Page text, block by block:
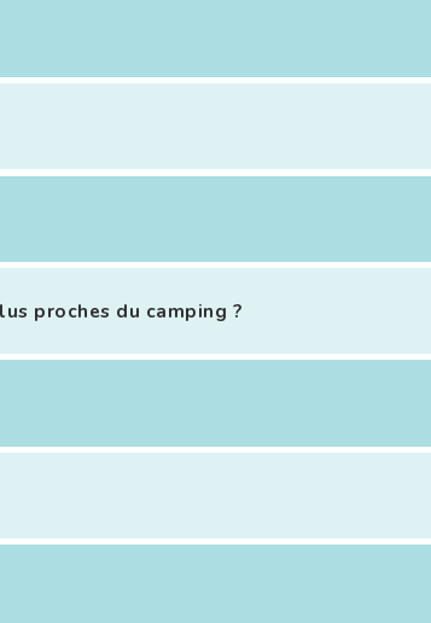
proches du camping ?